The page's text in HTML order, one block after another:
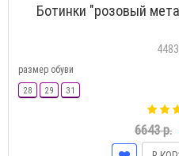
Ботинки "розовый
размер обуви
28 29 31
6643 р.